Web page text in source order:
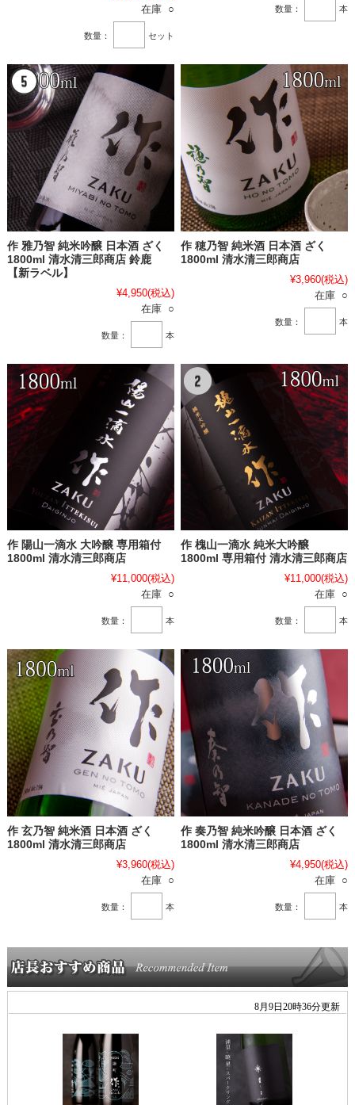
在庫 ○
数量： セット
数量： 本
作 雅乃智 純米吟醸 日本酒 ざく
1800ml 清水清三郎商店 鈴鹿
【新ラベル】
¥4,950(税込)
在庫 ○
数量： 本
作 穂乃智 純米酒 日本酒 ざく
1800ml 清水清三郎商店
¥3,960(税込)
在庫 ○
数量： 本
作 陽山一滴水 大吟醸 専用箱付
1800ml 清水清三郎商店
¥11,000(税込)
在庫 ○
数量： 本
作 槐山一滴水 純米大吟醸
1800ml 専用箱付 清水清三郎商店
¥11,000(税込)
在庫 ○
数量： 本
作 玄乃智 純米酒 日本酒 ざく
1800ml 清水清三郎商店
¥3,960(税込)
在庫 ○
数量： 本
作 奏乃智 純米吟醸 日本酒 ざく
1800ml 清水清三郎商店
¥4,950(税込)
在庫 ○
数量： 本